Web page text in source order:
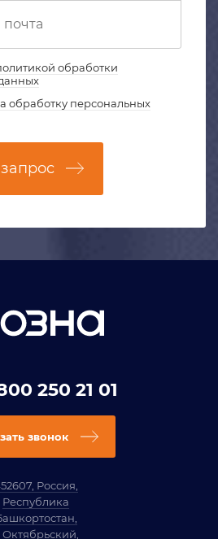
обработки
обработку персональных
250 21 01
звонок
Россия,
Республика
Октябрьский,